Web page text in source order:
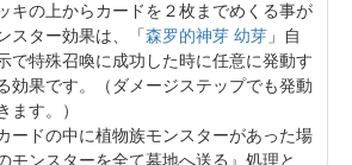
キの上からカードを２枚までめくる事が
スター効果は、「森罗的神芽 幼芽 」自
で特殊召喚に成功した時に任意に発動す
効果です。（ダメージステップでも発動
ます。）
ードの中に植物族モンスターがあった場
モンスターを全て墓地へ送る』処理と、